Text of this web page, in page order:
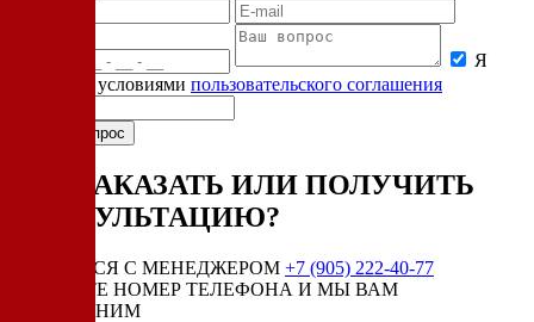
Я
согласен с условиями пользовательского соглашения
КАК ЗАКАЗАТЬ ИЛИ ПОЛУЧИТЬ
КОНСУЛЬТАЦИЮ?
СВЯЗАТЬСЯ С МЕНЕДЖЕРОМ +7 (905) 222-40-77
ОСТАВЬТЕ НОМЕР ТЕЛЕФОНА И МЫ ВАМ
ПЕРЕЗВОНИМ